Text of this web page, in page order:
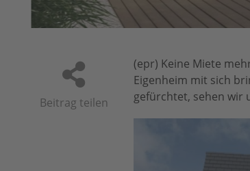
Beitrag teilen
(epr) Keine Miete
Eigenheim mit sich
gefürchtet, sehen wir